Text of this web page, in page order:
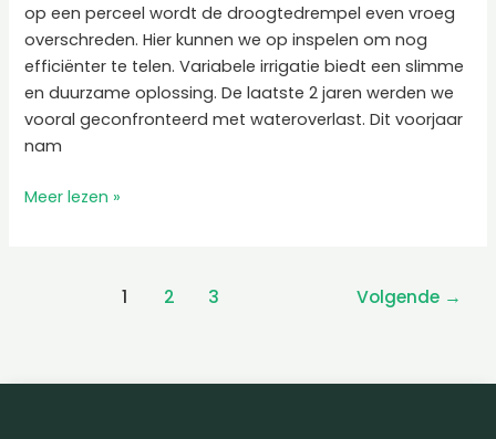
op een perceel wordt de droogtedrempel even vroeg
overschreden. Hier kunnen we op inspelen om nog
efficiënter te telen. Variabele irrigatie biedt een slimme
en duurzame oplossing. De laatste 2 jaren werden we
vooral geconfronteerd met wateroverlast. Dit voorjaar
nam
Meer lezen »
1 2 3 Volgende →